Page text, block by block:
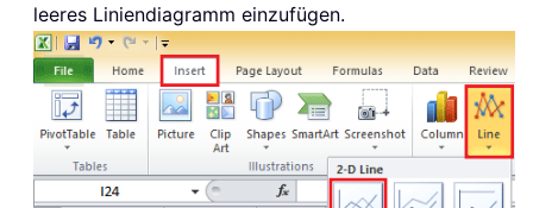
leeres Liniendiagramm einzufügen.